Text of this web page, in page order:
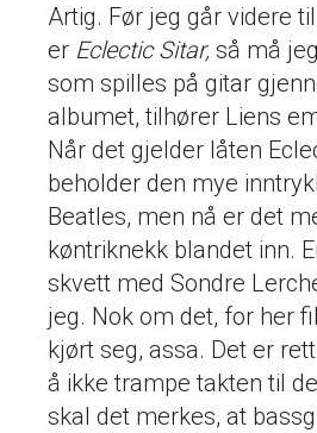
Artig. Før jeg går videre
er Eclectic Sitar, så må
som spilles på gitar
albumet, tilhører Liens
Når det gjelder låten
beholder den mye
Beatles, men nå er det
køntriknekk blandet inn.
skvett med Sondre
jeg. Nok om det, for her
kjørt seg, assa. Det er
å ikke trampe takten til
skal det merkes, at